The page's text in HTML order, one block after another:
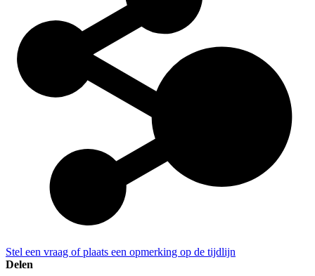
Stel een vraag of plaats een opmerking op de tijdlijn
Delen